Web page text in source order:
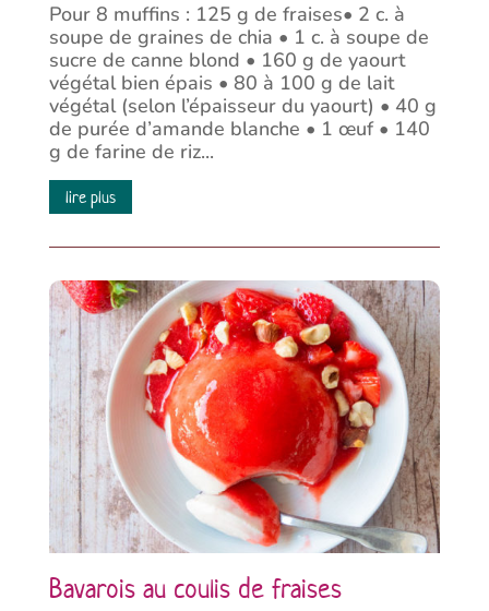
Pour 8 muffins : 125 g de fraises• 2 c. à
soupe de graines de chia • 1 c. à soupe de
sucre de canne blond • 160 g de yaourt
végétal bien épais • 80 à 100 g de lait
végétal (selon l’épaisseur du yaourt) • 40 g
de purée d’amande blanche • 1 œuf • 140
g de farine de riz...
lire plus
Bavarois au coulis de fraises